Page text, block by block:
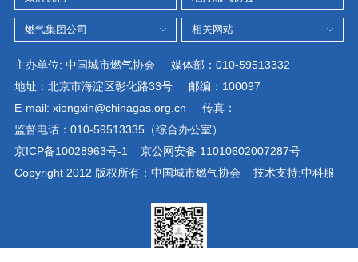
主办单位: 中国城市燃气协会 媒体部：010-59513332
地址：北京市海淀区彰化路33号 邮编：100097
E-mail: xiongxin@chinagas.org.cn 传真：
监督电话：010-59513335（综合办公室）
京ICP备10028963号-1
京公网安备 11010602007287号
Copyright 2012 版权所有：中国城市燃气协会 技术支持:中科服